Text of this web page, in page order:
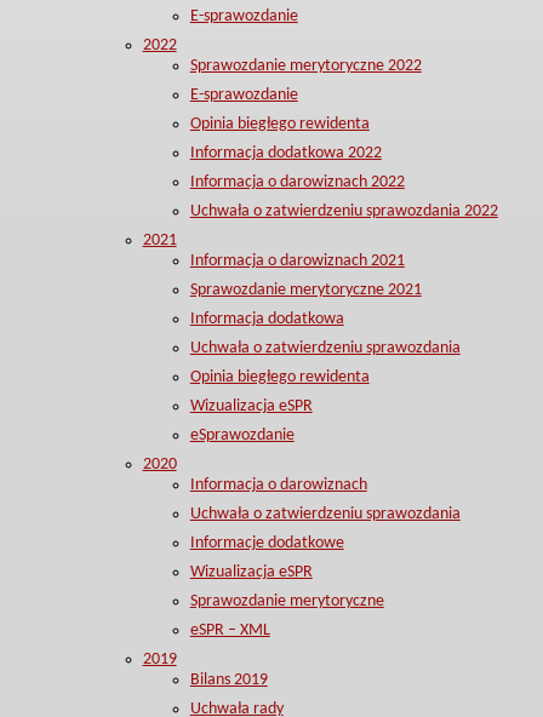
E-sprawozdanie
2022
Sprawozdanie merytoryczne 2022
E-sprawozdanie
Opinia biegłego rewidenta
Informacja dodatkowa 2022
Informacja o darowiznach 2022
Uchwała o zatwierdzeniu sprawozdania 2022
2021
Informacja o darowiznach 2021
Sprawozdanie merytoryczne 2021
Informacja dodatkowa
Uchwała o zatwierdzeniu sprawozdania
Opinia biegłego rewidenta
Wizualizacja eSPR
eSprawozdanie
2020
Informacja o darowiznach
Uchwała o zatwierdzeniu sprawozdania
Informacje dodatkowe
Wizualizacja eSPR
Sprawozdanie merytoryczne
eSPR – XML
2019
Bilans 2019
Uchwała rady